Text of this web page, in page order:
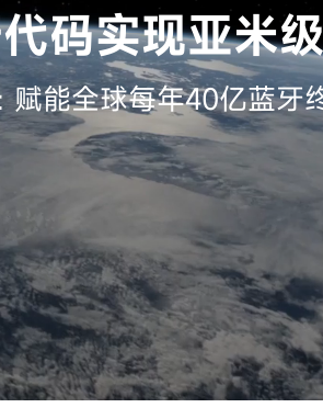
码实现亚米
赋能全球每年40亿蓝牙